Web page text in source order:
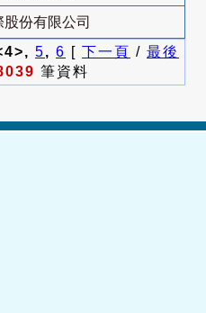
份有限公司
5, 6 [ 下一頁 / 最後
筆資料